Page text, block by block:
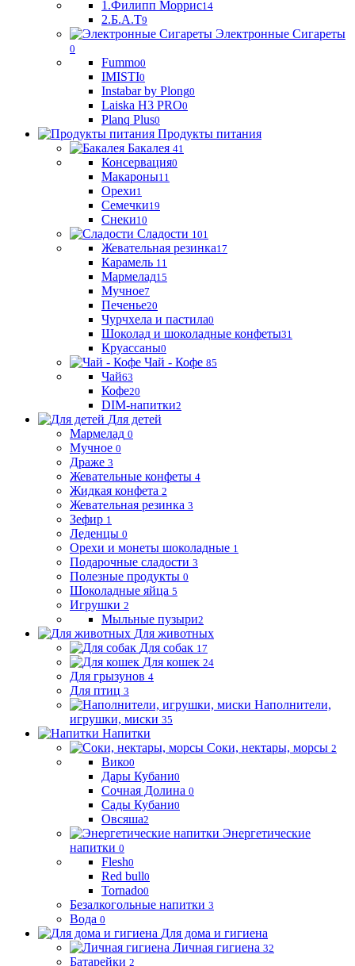
1.Филипп Моррис14
2.Б.А.Т9
Электронные Сигареты
0
Fummo0
IMISTI0
Instabar by Plong0
Laiska H3 PRO0
Planq Plus0
Продукты питания
Бакалея 41
Консервация0
Макароны11
Орехи1
Семечки19
Снеки10
Сладости 101
Жевательная резинка17
Карамель 11
Мармелад15
Мучное7
Печенье20
Чурчхела и пастила0
Шоколад и шоколадные конфеты31
Круассаны0
Чай - Кофе 85
Чай63
Кофе20
DIM-напитки2
Для детей
Мармелад 0
Мучное 0
Драже 3
Жевательные конфеты 4
Жидкая конфета 2
Жевательная резинка 3
Зефир 1
Леденцы 0
Орехи и монеты шоколадные 1
Подарочные сладости 3
Полезные продукты 0
Шоколадные яйца 5
Игрушки 2
Мыльные пузыри2
Для животных
Для собак 17
Для кошек 24
Для грызунов 4
Для птиц 3
Наполнители,
игрушки, миски 35
Напитки
Соки, нектары, морсы 2
Вико0
Дары Кубани0
Сочная Долина 0
Сады Кубани0
Овсяша2
Энергетические
напитки 0
Flesh0
Red bull0
Tornado0
Безалкогольные напитки 3
Вода 0
Для дома и гигиена
Личная гигиена 32
Батарейки 2